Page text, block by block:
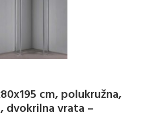
cm, polukružna,
dvokrilna vrata –